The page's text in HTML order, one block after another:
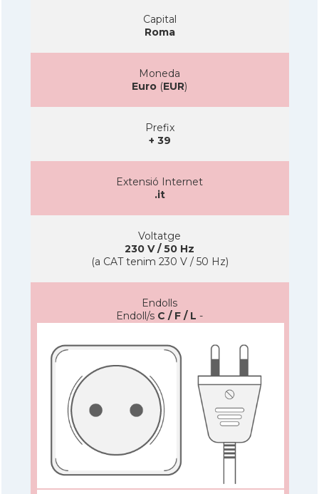
Capital
Roma
Moneda
Euro (EUR)
Prefix
+ 39
Extensió Internet
.it
Voltatge
230 V / 50 Hz
(a CAT tenim 230 V / 50 Hz)
Endolls
Endoll/s C / F / L -